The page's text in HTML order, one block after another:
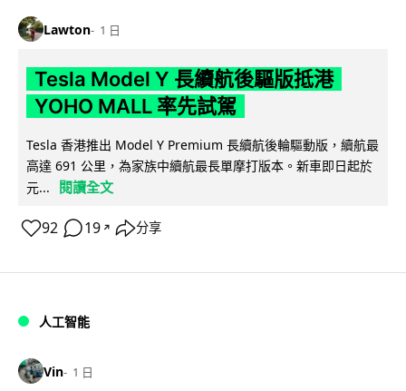
Lawton 1 日
Tesla Model Y 長續航後驅版抵港
YOHO MALL 率先試駕
Tesla 香港推出 Model Y Premium 長續航後輪驅動版，續航最
高達 691 公里，為家族中續航最長單摩打版本。新車即日起於
元...
閱讀全文
92 19 ↗ 分享
人工智能
Vin 1 日